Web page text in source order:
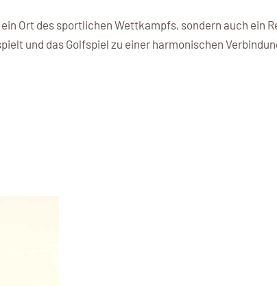
Ort des sportlichen Wettkampfs, sondern auch ein
und das Golfspiel zu einer harmonischen